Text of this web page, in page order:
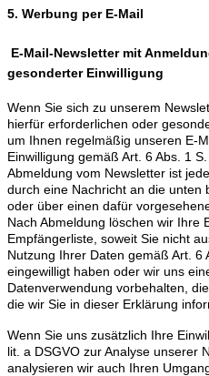
5. Werbung per E-Mail
E-Mail-Newsletter mit
gesonderter Einwilligung
Wenn Sie sich zu unserem
hierfür erforderlichen oder
um Ihnen regelmäßig unseren E-
Einwilligung gemäß Art. 6 Abs. 1
Abmeldung vom Newsletter ist
durch eine Nachricht an die unten
oder über einen dafür
Nach Abmeldung löschen wir Ihre
Empfängerliste, soweit Sie nicht
Nutzung Ihrer Daten gemäß Art. 6
eingewilligt haben oder wir uns
Datenverwendung vorbehalten,
die wir Sie in dieser Erklärung
Wenn Sie uns zusätzlich Ihre
lit. a DSGVO zur Analyse unserer
analysieren wir auch Ihren